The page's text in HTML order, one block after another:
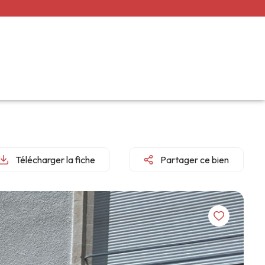
Télécharger la fiche Partager ce bien